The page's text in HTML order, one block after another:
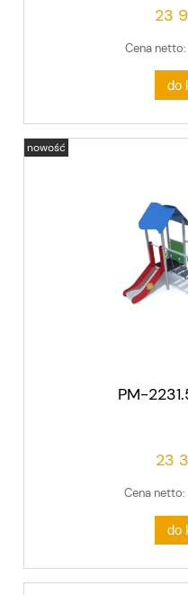
23
Cena netto:
do
PM-
23
Cena netto:
do
nowość